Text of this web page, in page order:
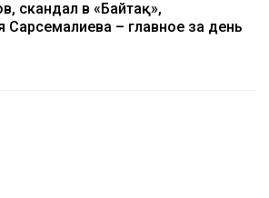
скандал в «Байтақ»,
Сарсемалиева – главное за день